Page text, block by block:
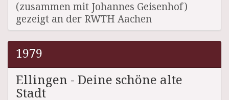
(zusammen mit Johannes Geisenhof)
gezeigt an der RWTH Aachen
1979
Ellingen - Deine schöne alte
Stadt